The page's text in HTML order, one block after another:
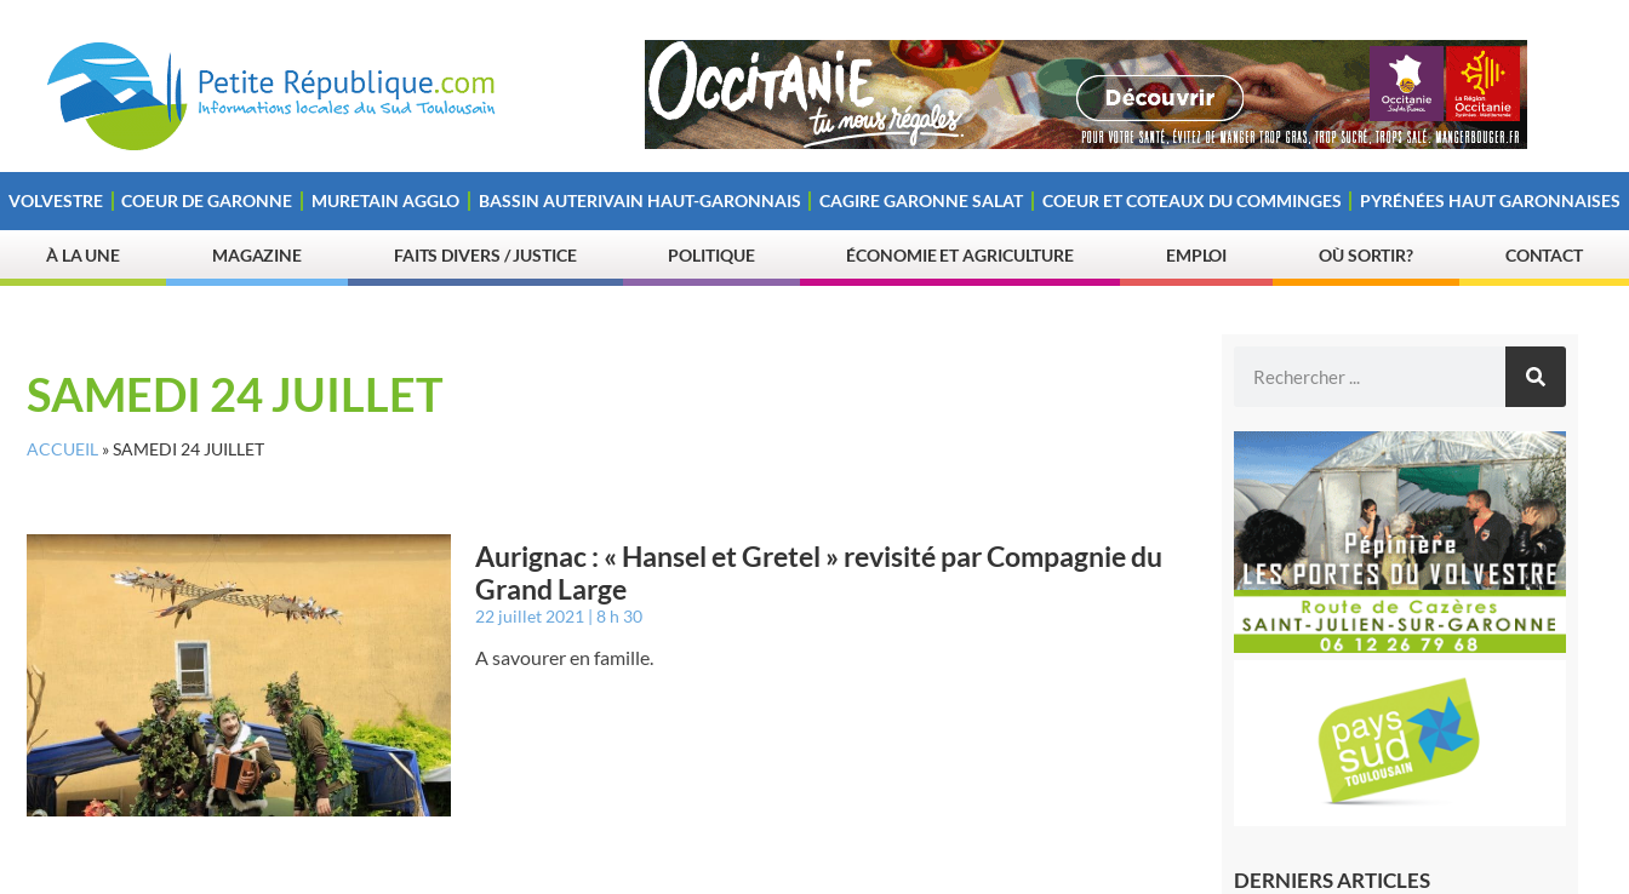
VOLVESTRE COEUR DE GARONNE MURETAIN AGGLO BASSIN AUTERIVAIN HAUT-GARONNAIS CAGIRE GARONNE SALAT COEUR ET COTEAUX DU COMMINGES PYRÉNÉES HAUT GARONNAISES
À LA UNE MAGAZINE FAITS DIVERS / JUSTICE POLITIQUE ÉCONOMIE ET AGRICULTURE EMPLOI OÙ SORTIR? CONTACT
SAMEDI 24 JUILLET
ACCUEIL »SAMEDI 24 JUILLET
Aurignac : « Hansel et Gretel » revisité par Compagnie du
Grand Large
22 juillet 2021 8 h 30
A savourer en famille.
DERNIERS ARTICLES